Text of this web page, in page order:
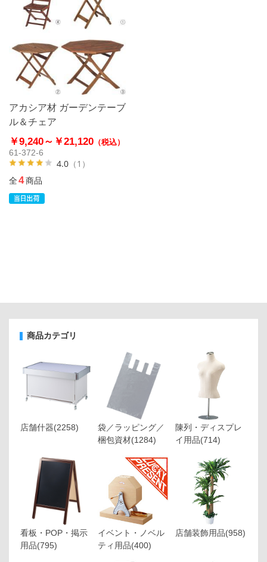
アカシア材 ガーデンテーブ
ル＆チェア
￥9,240～ ￥21,120 （税込）
61-372-6
4.0 （1）
全4商品
商品カテゴリ
店舗什器(2258)
袋／ラッピング／
梱包資材(1284)
陳列・ディスプレ
イ用品(714)
看板・POP・掲示
用品(795)
イベント・ノベル
ティ用品(400)
店舗装飾用品(958)